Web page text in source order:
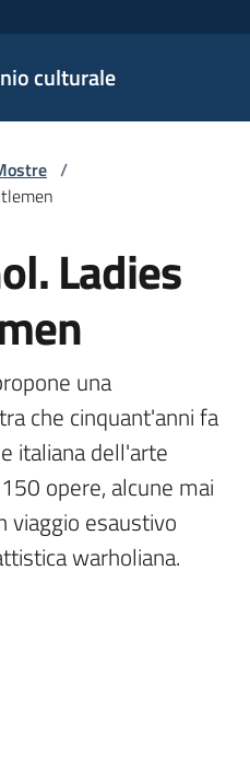
culturale
/
Ladies
una
che cinquant'anni fa
italiana dell'arte
opere, alcune mai
viaggio esaustivo
warholiana.